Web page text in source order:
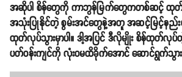
အဆိုပါ စိန်တွေကို ကာဘွန်မြက်တွေကတစ်ဆင့် ထုတ်လု
အသုံးပြုနိုင်တဲ့ စွမ်းအင်တွေနဲ့အတူ အဆင့်မြင့်နည်း
ထုတ်လုပ်သွားမှာပါ။ ဒါ့အပြင် ဒီလိုမျိုး စိန်ထုတ်လု
ပတ်ဝန်းကျင်ကို လုံးဝမထိခိုက်အောင် ဆောင်ရွက်သွား